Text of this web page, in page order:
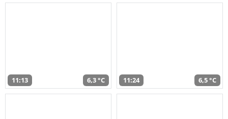
11:13 6,3 °C 11:24 6,5 °C